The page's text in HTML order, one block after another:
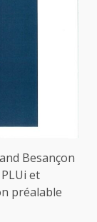
Besançon
et
préalable